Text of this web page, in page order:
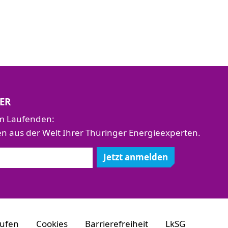
Laufenden:
aus der Welt Ihrer Thüringer Energieexperten.
Jetzt anmelden
Cookies Barrierefreiheit LkSG